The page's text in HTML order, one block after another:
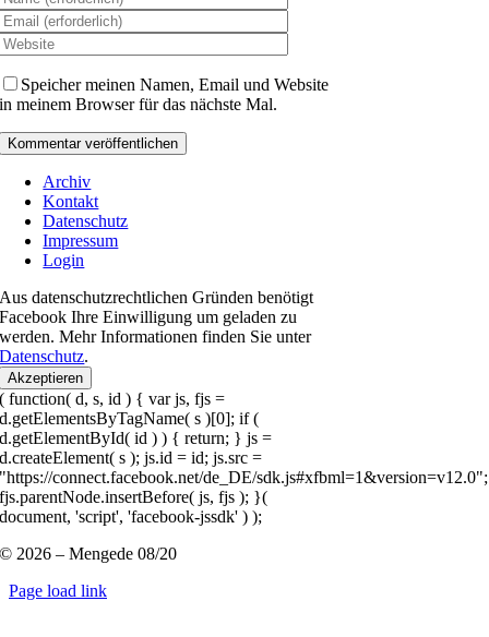
Speicher meinen Namen, Email und Website
in meinem Browser für das nächste Mal.
Archiv
Kontakt
Datenschutz
Impressum
Login
Aus datenschutzrechtlichen Gründen benötigt
Facebook Ihre Einwilligung um geladen zu
werden. Mehr Informationen finden Sie unter
Datenschutz.
Akzeptieren
( function( d, s, id ) { var js, fjs =
d.getElementsByTagName( s )[0]; if (
d.getElementById( id ) ) { return; } js =
d.createElement( s ); js.id = id; js.src =
"https://connect.facebook.net/de_DE/sdk.js#xfbml=1&version=v12.0";
fjs.parentNode.insertBefore( js, fjs ); }(
document, 'script', 'facebook-jssdk' ) );
© 2026 – Mengede 08/20
Page load link